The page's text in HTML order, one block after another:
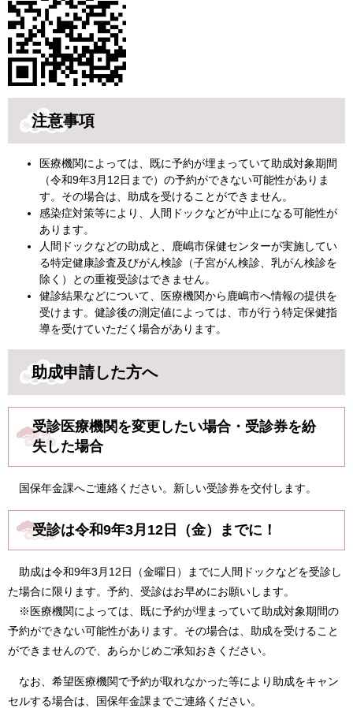
注意事項
医療機関によっては、既に予約が埋まっていて助成対象期間
（令和9年3月12日まで）の予約ができない可能性がありま
す。その場合は、助成を受けることができません。
感染症対策等により、人間ドックなどが中止になる可能性が
あります。
人間ドックなどの助成と、鹿嶋市保健センターが実施してい
る特定健康診査及びがん検診（子宮がん検診、乳がん検診を
除く）との重複受診はできません。
健診結果などについて、医療機関から鹿嶋市へ情報の提供を
受けます。健診後の測定値によっては、市が行う特定保健指
導を受けていただく場合があります。
助成申請した方へ
受診医療機関を変更したい場合・受診券を紛
失した場合
国保年金課へご連絡ください。新しい受診券を交付します。
受診は令和9年3月12日（金）までに！
助成は令和9年3月12日（金曜日）までに人間ドックなどを受診し
た場合に限ります。予約、受診はお早めにお願いします。
※医療機関によっては、既に予約が埋まっていて助成対象期間の
予約ができない可能性があります。その場合は、助成を受けること
ができませんので、あらかじめご承知おきください。
なお、希望医療機関で予約が取れなかった等により助成をキャン
セルする場合は、国保年金課までご連絡ください。